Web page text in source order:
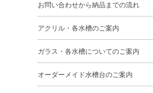
お問い合わせから納品までの流れ
アクリル・各水槽のご案内
ガラス・各水槽についてのご案内
オーダーメイド水槽台のご案内